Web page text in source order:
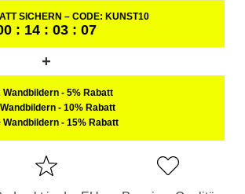
SICHERN – CODE: KUNST10
: 14 : 03 : 06
Wandbildern- 5% Rabatt
- 10% Rabatt
Wandbildern- 15% Rabatt